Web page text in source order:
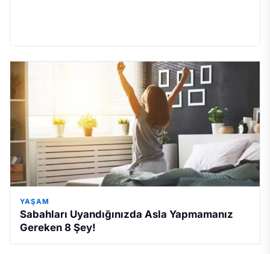
YAŞAM
Sabahları Uyandığınızda Asla Yapmamanız
Gereken 8 Şey!